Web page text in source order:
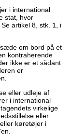
i international
stat, hvor
artikel 8, stk. 1, i
om bord på et
kontraherende
ikke er et sådant
er
eller udleje af
i international
virkelige
eller
køretøjer i